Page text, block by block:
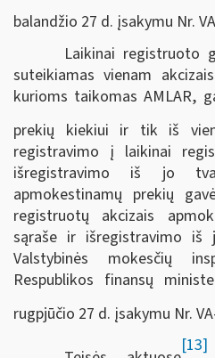
balandžio 27 d. įsakymu Nr.
Laikinai registruoto
suteikiamas vienam
kurioms taikomas AMLAR,
prekių kiekiui ir tik iš
registravimo į laikinai
išregistravimo iš jo
apmokestinamų prekių
registruotų akcizais
sąraše ir išregistravimo iš
Valstybinės mokesčių
Respublikos finansų
rugpjūčio 27 d. įsakymu Nr.
[13]